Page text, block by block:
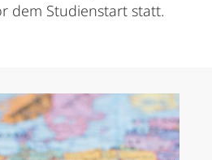
dem Studienstart statt.